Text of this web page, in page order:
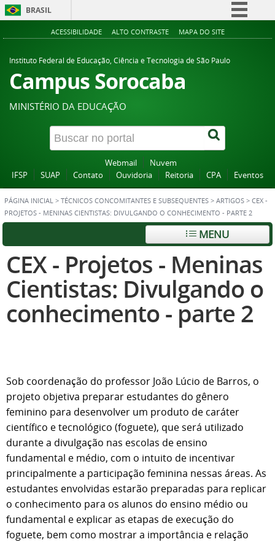
BRASIL
Simplifique!
Acesso à informação
Canais
ACESSIBILIDADE ALTO CONTRASTE MAPA DO SITE
Instituto Federal de Educação, Ciência e Tecnologia de São Paulo
Campus Sorocaba
MINISTÉRIO DA EDUCAÇÃO
Webmail
Nuvem
IFSP
SUAP Contato Ouvidoria Reitoria CPA Eventos
PÁGINA INICIAL > TÉCNICOS CONCOMITANTES E SUBSEQUENTES > ARTIGOS > CEX -
PROJETOS - MENINAS CIENTISTAS: DIVULGANDO O CONHECIMENTO - PARTE 2
MENU
CEX - Projetos - Meninas
Cientistas: Divulgando o
conhecimento - parte 2
Sob coordenação do professor João Lúcio de Barros, o
projeto objetiva preparar estudantes do gênero
feminino para desenvolver um produto de caráter
científico e tecnológico (foguete), que será utilizado
durante a divulgação nas escolas de ensino
fundamental e médio, com o intuito de incentivar
principalmente a participação feminina nessas áreas. As
estudantes envolvidas estarão preparadas para replicar
o conhecimento para os alunos do ensino médio ou
fundamental e explicar as etapas de execução do
foguete, bem como mostrar a importância e relação